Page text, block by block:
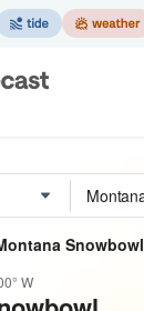
Snowbowl
W